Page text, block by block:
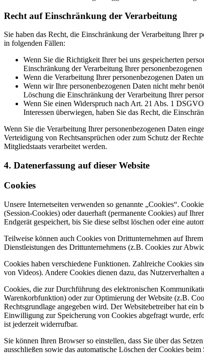
Recht auf Einschränkung der Verarbeitung
Sie haben das Recht, die Einschränkung der Verarbeitung Ihrer
in folgenden Fällen:
Wenn Sie die Richtigkeit Ihrer bei uns gespeicherten
Einschränkung der Verarbeitung Ihrer
Wenn die Verarbeitung Ihrer personenbezogenen Daten
Wenn wir Ihre personenbezogenen Daten nicht mehr
Löschung die Einschränkung der Verarbeitung Ihrer
Wenn Sie einen Widerspruch nach Art. 21 Abs. 1
Interessen überwiegen, haben Sie das Recht, die
Wenn Sie die Verarbeitung Ihrer personenbezogenen Daten
Verteidigung von Rechtsansprüchen oder zum Schutz der
Mitgliedstaats verarbeitet werden.
4. Datenerfassung auf dieser Website
Cookies
Unsere Internetseiten verwenden so genannte „Cookies“.
(Session-Cookies) oder dauerhaft (permanente Cookies) auf
Endgerät gespeichert, bis Sie diese selbst löschen oder eine
Teilweise können auch Cookies von Drittunternehmen auf
Dienstleistungen des Drittunternehmens (z.B. Cookies zur
Cookies haben verschiedene Funktionen. Zahlreiche Cookies
von Videos). Andere Cookies dienen dazu, das Nutzerverhalten
Cookies, die zur Durchführung des elektronischen
Warenkorbfunktion) oder zur Optimierung der Website (z.B.
Rechtsgrundlage angegeben wird. Der Websitebetreiber hat ein
Einwilligung zur Speicherung von Cookies abgefragt wurde,
ist jederzeit widerrufbar.
Sie können Ihren Browser so einstellen, dass Sie über das
ausschließen sowie das automatische Löschen der Cookies